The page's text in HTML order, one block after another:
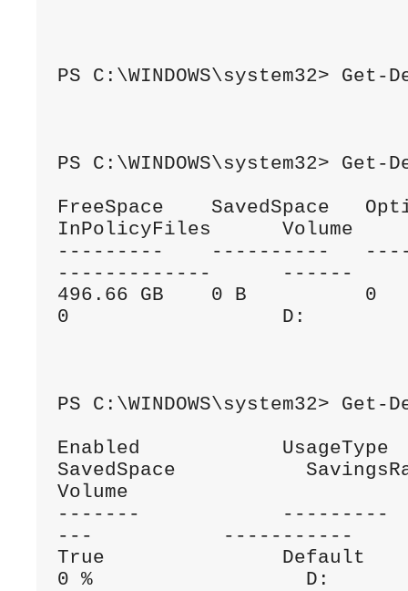
PS C:\WINDOWS\system32> Get-
PS C:\WINDOWS\system32> Get-
FreeSpace    SavedSpace
InPolicyFiles      Volume
---------    ----------
-------------      ------
496.66 GB    0 B          0
0                  D:
PS C:\WINDOWS\system32> Get-
Enabled            UsageType
SavedSpace
Volume
-------            ---------
---           -----------
True               Default
0 %                  D: